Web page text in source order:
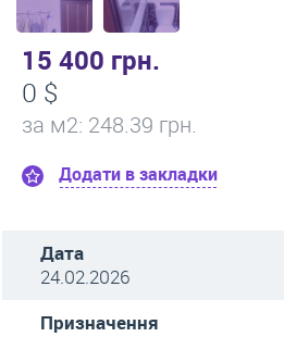
15 400 грн.
0 $
за м2: 248.39 грн.
Додати в закладки
Дата
24.02.2026
Призначення